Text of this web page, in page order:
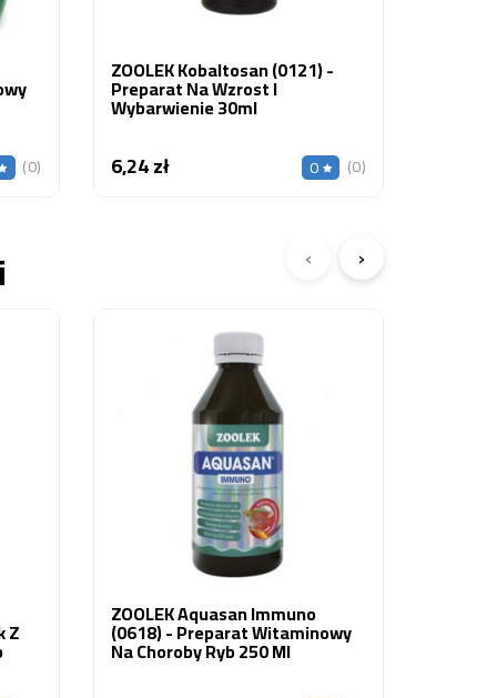
(0)
ZOOLEK Kobaltosan (0121) -
Preparat Na Wzrost I
Wybarwienie 30ml
6,24 złCena 0 (0)
Z
ZOOLEK Aquasan Immuno
(0618) - Preparat Witaminowy
Na Choroby Ryb 250 Ml
‹ ›